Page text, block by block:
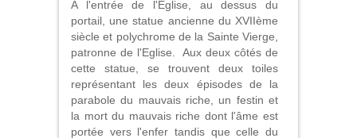
A l'entrée de l'Eglise, au dessus du
portail, une statue ancienne du XVIIème
siècle et polychrome de la Sainte Vierge,
patronne de l'Eglise. Aux deux côtés de
cette statue, se trouvent deux toiles
représentant les deux épisodes de la
parabole du mauvais riche, un festin et
la mort du mauvais riche dont l'âme est
portée vers l'enfer tandis que celle du